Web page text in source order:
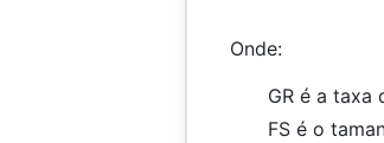
Onde:
GR é a taxa
FS é o